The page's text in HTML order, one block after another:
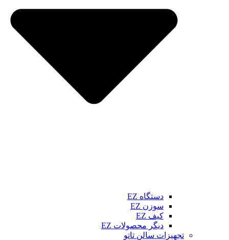
دستگاه EZ
سوزن EZ
کیف EZ
دیگر محصولات EZ
تجهیزات سالن تاتو